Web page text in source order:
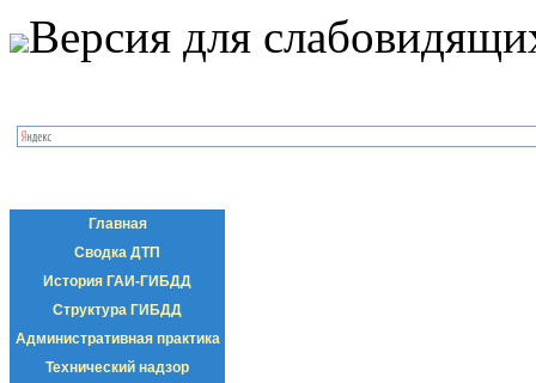
Версия для
Главная
Сводка ДТП
История ГАИ-ГИБДД
Структура ГИБДД
Административная практика
Технический надзор